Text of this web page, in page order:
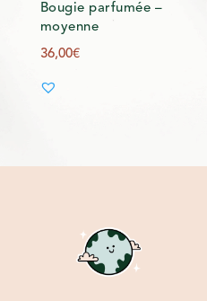
Bougie parfumée –
moyenne
36,00€